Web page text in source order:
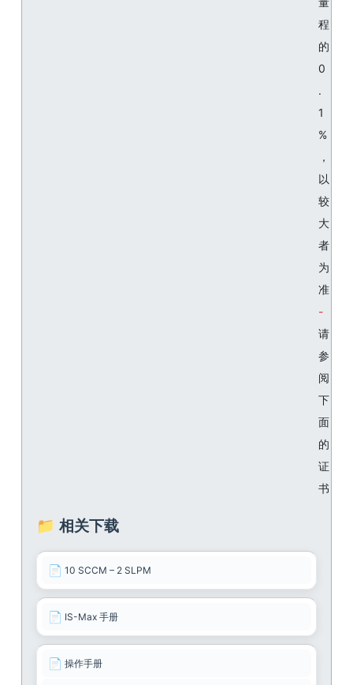
程
的
0
.
1
%
，
以
较
大
者
为
准
请
参
阅
下
面
的
证
书
📁 相关下载
📄 10 SCCM – 2 SLPM
📄 IS-Max 手册
📄 操作手册